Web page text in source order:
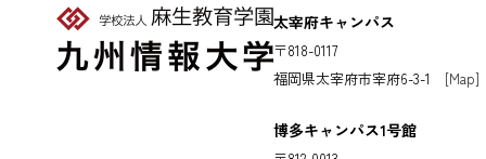
太宰府キャンパス
〒818-0117
福岡県太宰府市宰府6-3-1 [Map]
博多キャンパス1号館